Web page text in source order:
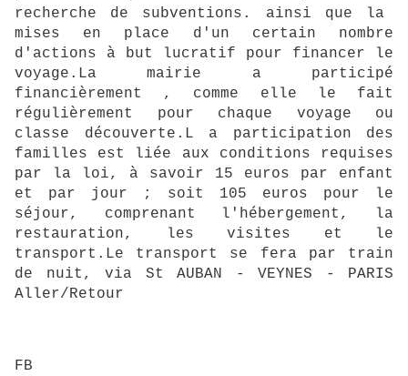
recherche de subventions. ainsi que la
mises en place d'un certain nombre
d'actions à but lucratif pour financer le
voyage.La mairie a participé
financièrement , comme elle le fait
régulièrement pour chaque voyage ou
classe découverte.L a participation des
familles est liée aux conditions requises
par la loi, à savoir 15 euros par enfant
et par jour ; soit 105 euros pour le
séjour, comprenant l'hébergement, la
restauration, les visites et le
transport.Le transport se fera par train
de nuit, via St AUBAN - VEYNES - PARIS
Aller/Retour
FB